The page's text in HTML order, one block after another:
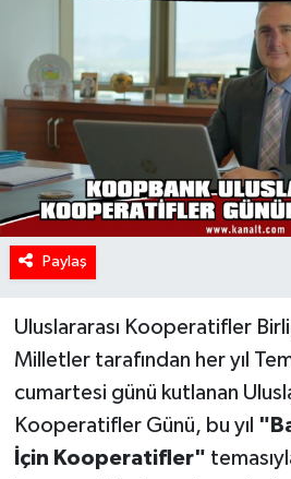
Paylaş
Uluslararası Kooperatifler
Milletler tarafından her yıl
cumartesi günü kutlanan
Kooperatifler Günü, bu yıl
İçin Kooperatifler"